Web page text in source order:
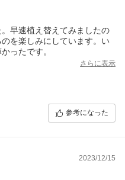
早速植え替えてみましたの
を楽しみにしています。い
ったです。
さらに表示
参考になった
2023/12/15